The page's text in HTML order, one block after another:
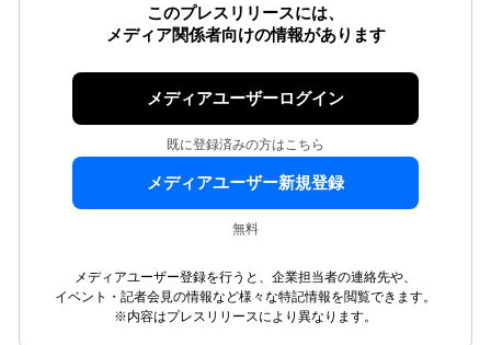
このプレスリリースには、
メディア関係者向けの情報があります
メディアユーザーログイン
既に登録済みの方はこちら
メディアユーザー新規登録
無料
メディアユーザー登録を行うと、企業担当者の連絡先や、
イベント・記者会見の情報など様々な特記情報を閲覧できます。
※内容はプレスリリースにより異なります。